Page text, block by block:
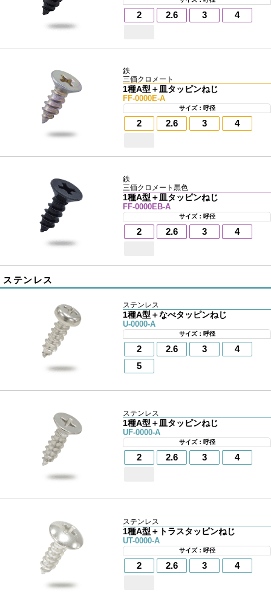
2 2.6 3 4
鉄
三価クロメート
1種A型＋皿タッピンねじ
FF-0000E-A
サイズ：呼径
2 2.6 3 4
鉄
三価クロメート黒色
1種A型＋皿タッピンねじ
FF-0000EB-A
サイズ：呼径
2 2.6 3 4
ステンレス
ステンレス
1種A型＋なべタッピンねじ
U-0000-A
サイズ：呼径
2 2.6 3
4
5
ステンレス
1種A型＋皿タッピンねじ
UF-0000-A
サイズ：呼径
2 2.6 3 4
ステンレス
1種A型＋トラスタッピンねじ
UT-0000-A
サイズ：呼径
2 2.6 3 4